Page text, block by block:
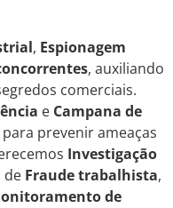
, Espionagem
, auxiliando
comerciais.
e Campana de
prevenir ameaças
Investigação
de Fraude trabalhista,
de